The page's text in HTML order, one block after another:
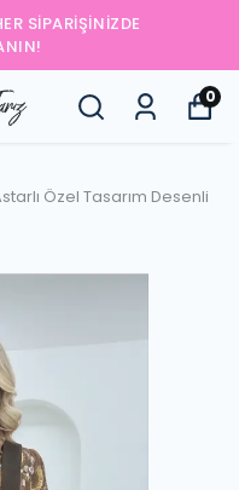
SIPARIŞINIZDE
0
Özel Tasarım Desenli